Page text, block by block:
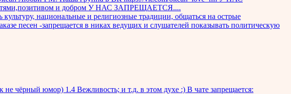
и добром У НАС ЗАПРЕЩАЕТСЯ....
национальные и религиозные традиции, общаться на острые
песен -запрещается в никах ведущих и слушателей показывать политическую
чёрный юмор) 1.4 Вежливость; и т.д. в этом духе :) В чате запрещается: